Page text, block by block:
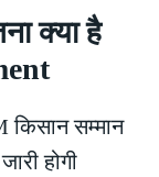
क्या है